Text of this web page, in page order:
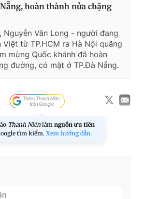
hoàn thành nửa chặng
Nguyễn Văn Long - người đang
từ TP.HCM ra Hà Nội quãng
mừng Quốc khánh đã hoàn
đường, có mặt ở TP.Đà Nẵng.
Thanh Niên làm nguồn ưu tiên
tìm kiếm. Xem hướng dẫn.